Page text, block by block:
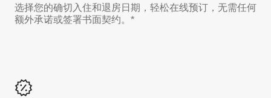
选择您的确切入住和退房日期，轻松在线预订，无需任何
额外承诺或签署书面契约。*